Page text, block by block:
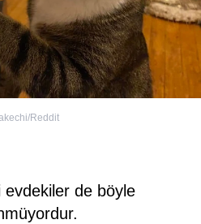
Reddit
evdekiler de böyle